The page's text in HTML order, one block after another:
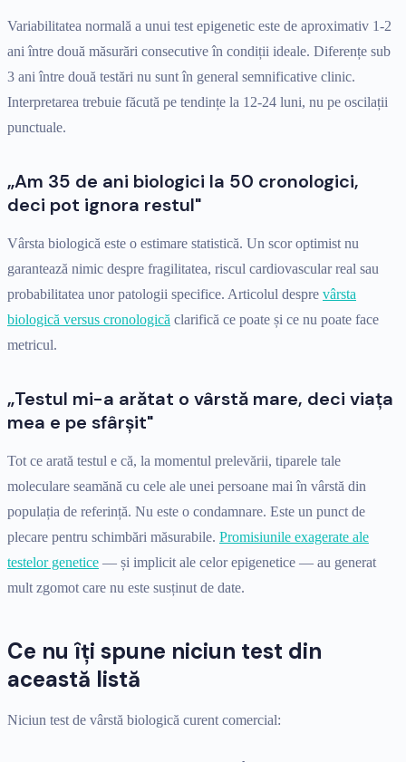
Variabilitatea normală a unui test epigenetic este de aproximativ 1-2
ani între două măsurări consecutive în condiții ideale. Diferențe sub
3 ani între două testări nu sunt în general semnificative clinic.
Interpretarea trebuie făcută pe tendințe la 12-24 luni, nu pe oscilații
punctuale.
„Am 35 de ani biologici la 50 cronologici,
deci pot ignora restul"
Vârsta biologică este o estimare statistică. Un scor optimist nu
garantează nimic despre fragilitatea, riscul cardiovascular real sau
probabilitatea unor patologii specifice. Articolul despre vârsta
biologică versus cronologică clarifică ce poate și ce nu poate face
metricul.
„Testul mi-a arătat o vârstă mare, deci viața
mea e pe sfârșit"
Tot ce arată testul e că, la momentul prelevării, tiparele tale
moleculare seamănă cu cele ale unei persoane mai în vârstă din
populația de referință. Nu este o condamnare. Este un punct de
plecare pentru schimbări măsurabile. Promisiunile exagerate ale
testelor genetice — și implicit ale celor epigenetice — au generat
mult zgomot care nu este susținut de date.
Ce nu îți spune niciun test din
această listă
Niciun test de vârstă biologică curent comercial: